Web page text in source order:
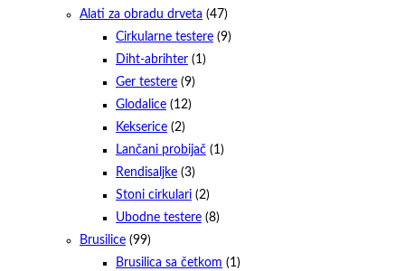
Alati za obradu drveta (47)
Cirkularne testere (9)
Diht-abrihter (1)
Ger testere (9)
Glodalice (12)
Kekserice (2)
Lančani probijač (1)
Rendisaljke (3)
Stoni cirkulari (2)
Ubodne testere (8)
Brusilice (99)
Brusilica sa četkom (1)